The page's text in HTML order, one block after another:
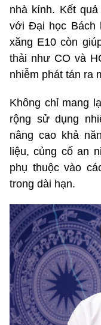
nhà kính. Kết
với Đại học Bách
xăng E10 còn
thải như CO và
nhiễm phát tán ra
Không chỉ mang
rộng sử dụng
nâng cao khả
liệu, củng cố an
phụ thuộc vào
trong dài hạn.